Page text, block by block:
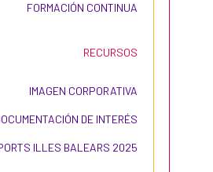
FORMACIÓN CONTINUA
RECURSOS
IMAGEN CORPORATIVA
DE INTERÉS
ILLES BALEARS 2025